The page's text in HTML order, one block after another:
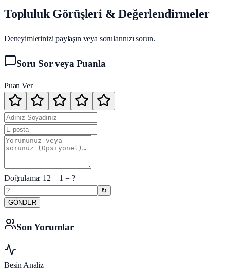
Topluluk Görüşleri & Değerlendirmeler
Deneyimlerinizi paylaşın veya sorularınızı sorun.
Soru Sor veya Puanla
Puan Ver
Doğrulama: 12+ 1 = ?
↻
GÖNDER
Son Yorumlar
Besin Analiz